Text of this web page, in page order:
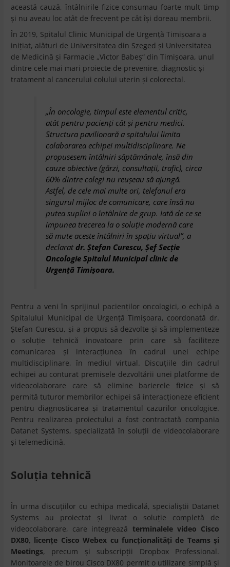
această cauză, întâlnirile fizice consumau foarte mult timp
şi nu aveau loc atât de frecvent pe cât îşi doreau membrii.
În 2019, Spitalul Clinic Municipal de Urgenţă Timişoara a
iniţiat, alături de Universitatea din Szeged şi Universitatea
de Medicină şi Farmacie „Victor Babeş“ din Timişoara, unul
dintre cele mai mari proiecte de prevenire, diagnostic și
tratament al cancerului colului uterin și colorectal.
„În oncologie, timpul este elementul critic,
atât pentru pacienţi cât şi pentru medici.
Structura pavilionară a spitalului limita
colaborarea echipei multidisciplinare. Ne
propusesem întâlniri săptămânale, însă din
cauze obiective (gărzi, consultaţii, trafic), circa
60% dintre colegi nu reuşeau să ajungă.
Astfel, de cele mai multe ori, telefonul era
singurul mijloc de comunicare, care însă nu
putea suplini o întâlnire de grup. Iată de ce se
impunea trecerea la o soluţie modernă care
să mute aceste întâlniri în spaţiu virtual”, a
declaratdr. Ştefan Curescu, Şef Secţie
Oncologie Spitalul Municipal clinic de
Urgenţă Timişoara.
Pentru a veni în sprijinul pacienților oncologici, o echipă a
Spitalului Municipal de Urgenţă Timișoara, coordonată dr.
Ştefan Curescu, și-a propus să dezvolte și să implementeze
o soluție tehnică inovatoare prin care să faciliteze
comunicarea și interacțiunea în cadrul unei echipe
multidisciplinare, în mediul virtual. Discuţiile din cadrul
echipei au conturat premisele dezvoltării unei platforme de
videocolaborare care să elimine barierele fizice şi să
permită tuturor membrilor echipei să interacţioneze eficient
pentru diagnosticarea şi tratamentul cazurilor oncologice.
Pentru realizarea proiectului a fost contractată compania
Datanet Systems, specializată în soluţii de videocolaborare
şi telemedicină.
Soluţia tehnică
În urma discuţiilor cu echipa medicală, specialiştii Datanet
Systems au proiectat şi livrat o soluţie completă de
videocolaborare, care integrează terminalele video Cisco
DX80, licenţe Cisco Webex cu funcţionalităţi de Teams şi
Meetings, precum şi subscripţii Dropbox Professional.
Monitoarele de birou Cisco DX80 permit o utilizare simplă şi